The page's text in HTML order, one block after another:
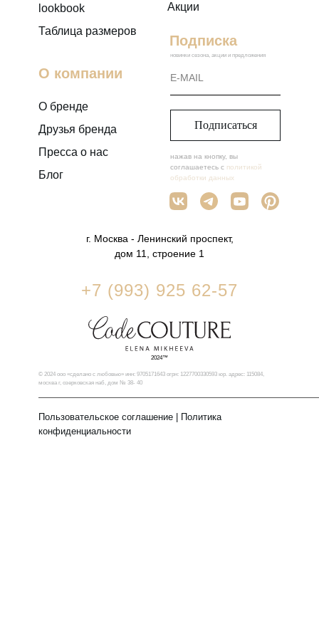
© 2024 ооо «сделано с любовью» инн: 9705171643 огрн: 1227700330593 юр. адрес: 115084,
москва г, озерковская наб, дом № 38- 40
lookbook
Таблица размеров
Акции
О бренде
Друзья бренда
Пресса о нас
Блог
Пользовательское соглашение
Политика
конфиденциальности
О компании
Подписаться
2024™
Подписка
нажав на кнопку, вы
соглашаетесь с политикой
обработки данных
новинки сезона, акции и предложения
г. Москва - Ленинский проспект,
дом 11, строение 1
+7 (993) 925 62-57